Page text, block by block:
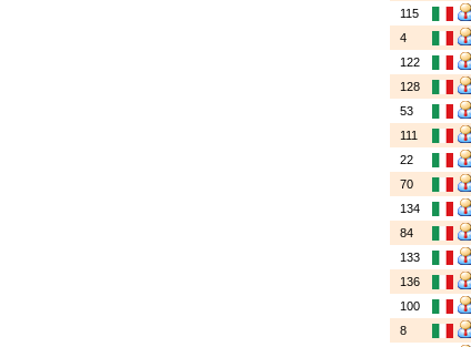
115
4
122
128
53
111
22
70
134
84
133
136
100
8